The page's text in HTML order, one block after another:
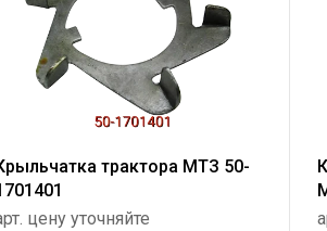
трактора МТЗ 50-
цену уточняйте